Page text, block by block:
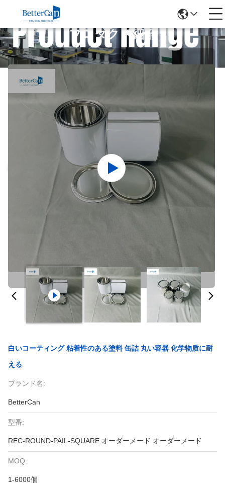
プロダクト細部
白いコーティング 粘着性のある塗料 缶詰 丸い容器 化学物质に耐
える
ブランド名:
BetterCan
型番:
REC-ROUND-PAIL-SQUARE オーダーメード オーダーメード
MOQ:
1-6000個